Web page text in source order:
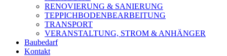
RENOVIERUNG & SANIERUNG
TEPPICHBODENBEARBEITUNG
TRANSPORT
VERANSTALTUNG, STROM & ANHÄNGER
Baubedarf
Kontakt